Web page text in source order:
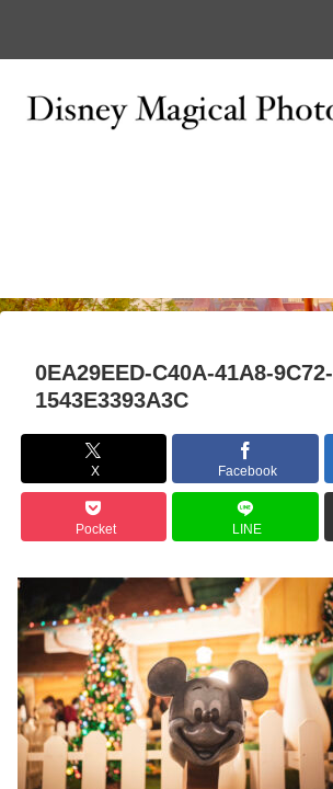
0EA29EED-C40A-41A8-9C72-
1543E3393A3C
X Facebook
Pocket LINE